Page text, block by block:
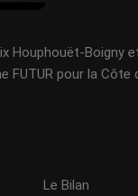
Houphouët-Boigny
FUTUR pour la Côte
Le Bilan